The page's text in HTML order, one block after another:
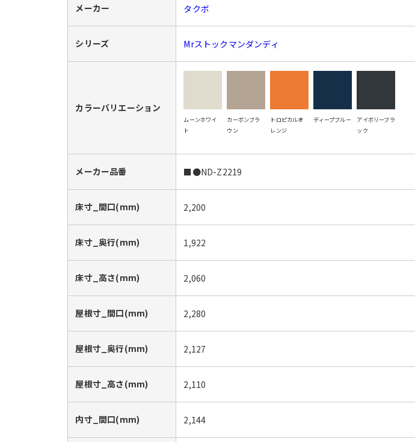
メーカー タクボ
シリーズ Mrストックマンダンディ
カラーバリエーション
ムーンホワイ
ト
カーボンブラ
ウン
トロピカルオ
レンジ
ディープブルー
アイボリーブラ
ック
メーカー品番 ■●ND-Z2219
床寸_間口(mm) 2,200
床寸_奥行(mm) 1,922
床寸_高さ(mm) 2,060
屋根寸_間口(mm) 2,280
屋根寸_奥行(mm) 2,127
屋根寸_高さ(mm) 2,110
内寸_間口(mm) 2,144